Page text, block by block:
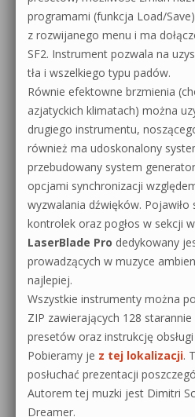
programami (funkcja Load/
z rozwijanego menu i ma
SF2. Instrument pozwala na
tła i wszelkiego typu padów.
Równie efektowne brzmienia
azjatyckich klimatach) można
drugiego instrumentu,
również ma udoskonalony
przebudowany system
opcjami synchronizacji
wyzwalania dźwięków. Pojawiło
kontrolek oraz pogłos w sekcji
LaserBlade Pro dedykowany
prowadzących w muzyce
najlepiej.
Wszystkie instrumenty można
ZIP zawierających 128
presetów oraz instrukcję
Pobieramy je z tej lokalizacji.
posłuchać prezentacji
Autorem tej muzki jest Dimitri
Dreamer.